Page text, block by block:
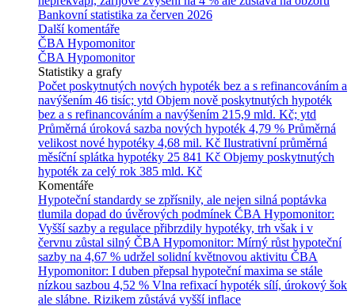
Bankovní statistika za červen 2026
Další komentáře
ČBA Hypomonitor
ČBA Hypomonitor
Statistiky a grafy
Počet poskytnutých nových hypoték bez a s refinancováním a
navýšením 46 tisíc; ytd Objem nově poskytnutých hypoték
bez a s refinancováním a navýšením 215,9 mld. Kč; ytd
Průměrná úroková sazba nových hypoték 4,79 % Průměrná
velikost nové hypotéky 4,68 mil. Kč Ilustrativní průměrná
měsíční splátka hypotéky 25 841 Kč Objemy poskytnutých
hypoték za celý rok 385 mld. Kč
Komentáře
Hypoteční standardy se zpřísnily, ale nejen silná poptávka
tlumila dopad do úvěrových podmínek ČBA Hypomonitor:
Vyšší sazby a regulace přibrzdily hypotéky, trh však i v
červnu zůstal silný ČBA Hypomonitor: Mírný růst hypoteční
sazby na 4,67 % udržel solidní květnovou aktivitu ČBA
Hypomonitor: I duben přepsal hypoteční maxima se stále
nízkou sazbou 4,52 % Vlna refixací hypoték sílí, úrokový šok
ale slábne. Rizikem zůstává vyšší inflace